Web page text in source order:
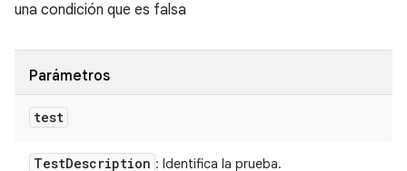
una condición que es falsa
Parámetros
test
TestDescription : Identifica la prueba.